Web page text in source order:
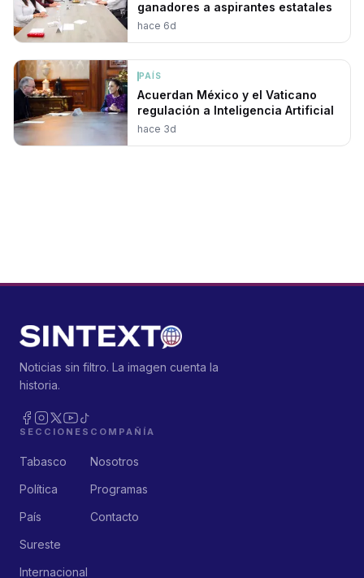
ganadores a aspirantes estatales
hace 6d
PAÍS
Acuerdan México y el Vaticano
regulación a Inteligencia Artificial
hace 3d
Noticias sin filtro. La imagen cuenta la
historia.
SECCIONES
Tabasco
Política
País
Sureste
Internacional
COMPAÑÍA
Nosotros
Programas
Contacto